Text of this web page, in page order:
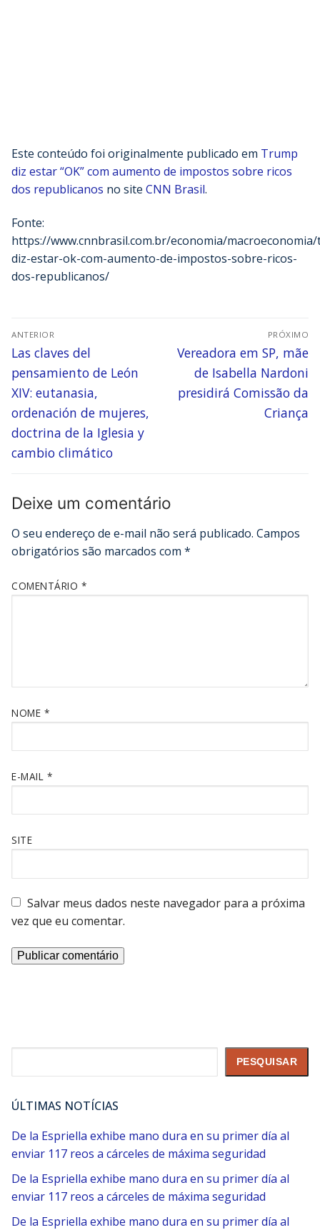
Este conteúdo foi originalmente publicado em Trump
diz estar “OK” com aumento de impostos sobre ricos
dos republicanos no site CNN Brasil.
Fonte:
https://www.cnnbrasil.com.br/economia/
diz-estar-ok-com-aumento-de-impostos-sobre-ricos-
dos-republicanos/
ANTERIOR
Las claves del
pensamiento de León
XIV: eutanasia,
ordenación de mujeres,
doctrina de la Iglesia y
cambio climático
PRÓXIMO
Vereadora em SP, mãe
de Isabella Nardoni
presidirá Comissão da
Criança
Deixe um comentário
O seu endereço de e-mail não será publicado. Campos
obrigatórios são marcados com *
COMENTÁRIO *
NOME *
E-MAIL *
SITE
Salvar meus dados neste navegador para a próxima
vez que eu comentar.
PESQUISAR
ÚLTIMAS NOTÍCIAS
De la Espriella exhibe mano dura en su primer día al
enviar 117 reos a cárceles de máxima seguridad
De la Espriella exhibe mano dura en su primer día al
enviar 117 reos a cárceles de máxima seguridad
De la Espriella exhibe mano dura en su primer día al